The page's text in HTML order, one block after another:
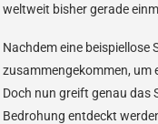
weltweit bisher gerade
Nachdem eine beispiellose
zusammengekommen, um
Doch nun greift genau das
Bedrohung entdeckt